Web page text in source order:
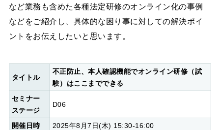
など業務も含めた各種法定研修のオンライン化の事例
などをご紹介し、具体的な困り事に対しての解決ポイ
ントをお伝えしたいと思います。
タイトル
不正防止、本人確認機能でオンライン研修（試
験）はここまでできる
セミナー
ステージ
D06
開催日時 2025年8月7日(木) 15:30-16:00